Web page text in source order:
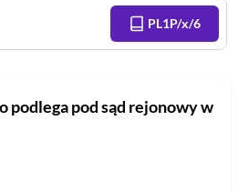
PL1P/x/6
podlega pod sąd rejonowyw